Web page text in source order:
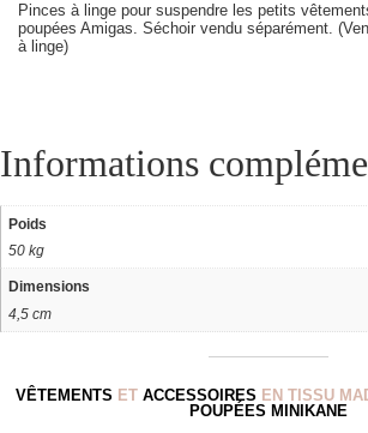
Pinces à linge pour suspendre les petits
poupées Amigas. Séchoir vendu séparément.
à linge)
Informations
Poids
50 kg
Dimensions
4,5 cm
VÊTEMENTS ET ACCESSOIRES EN TISSU
POUPÉES MINIKANE